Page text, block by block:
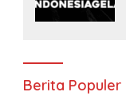
Berita Populer